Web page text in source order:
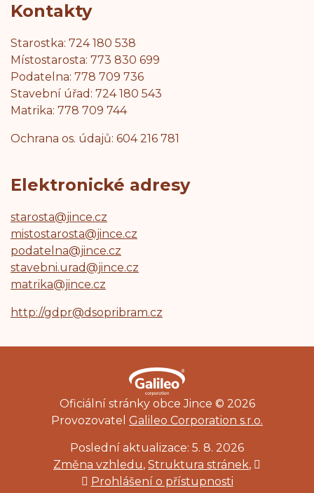
Kontakty
Starostka: 724 180 538
Místostarosta: 773 830 699
Podatelna: 778 709 736
Stavební úřad: 724 180 543
Matrika: 778 709 744
Ochrana os. údajů: 604 216 781
Elektronické adresy
starosta@jince.cz
mistostarosta@jince.cz
podatelna@jince.cz
stavebni.urad@jince.cz
matrika@jince.cz
http://gdpr@dsopribram.cz
Oficiální stránky obce Jince © 2026
Provozovatel Galileo Corporation s.r.o.
Poslední aktualizace: 5. 8. 2026
Změna vzhledu, Struktura stránek,
Prohlášení o přístupnosti